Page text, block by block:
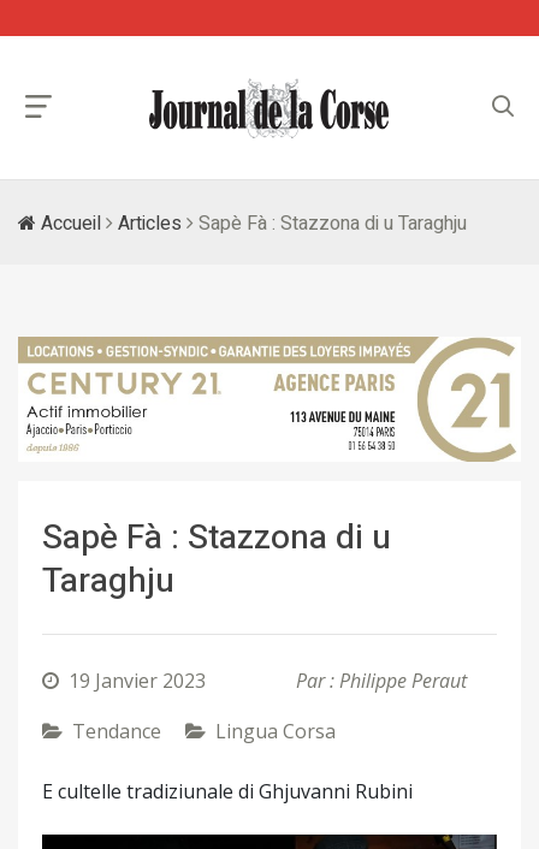
Accueil Articles Sapè Fà : Stazzona di u Taraghju
Sapè Fà : Stazzona di u
Taraghju
19 Janvier 2023
Par : Philippe Peraut
Tendance
Lingua Corsa
E cultelle tradiziunale di Ghjuvanni Rubini